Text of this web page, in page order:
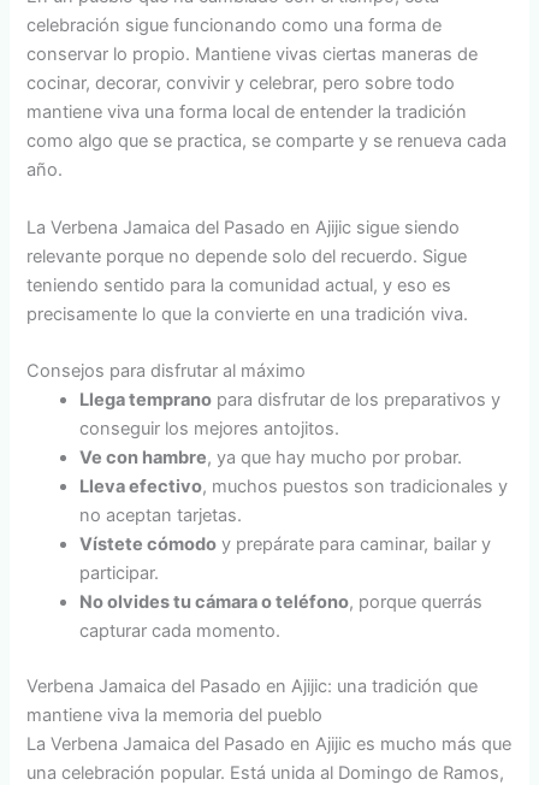
celebración sigue funcionando como una forma de
conservar lo propio. Mantiene vivas ciertas maneras de
cocinar, decorar, convivir y celebrar, pero sobre todo
mantiene viva una forma local de entender la tradición
como algo que se practica, se comparte y se renueva cada
año.
La Verbena Jamaica del Pasado en Ajijic sigue siendo
relevante porque no depende solo del recuerdo. Sigue
teniendo sentido para la comunidad actual, y eso es
precisamente lo que la convierte en una tradición viva.
Consejos para disfrutar al máximo
Llega temprano para disfrutar de los preparativos y
conseguir los mejores antojitos.
Ve con hambre, ya que hay mucho por probar.
Lleva efectivo, muchos puestos son tradicionales y
no aceptan tarjetas.
Vístete cómodo y prepárate para caminar, bailar y
participar.
No olvides tu cámara o teléfono, porque querrás
capturar cada momento.
Verbena Jamaica del Pasado en Ajijic: una tradición que
mantiene viva la memoria del pueblo
La Verbena Jamaica del Pasado en Ajijic es mucho más que
una celebración popular. Está unida al Domingo de Ramos,